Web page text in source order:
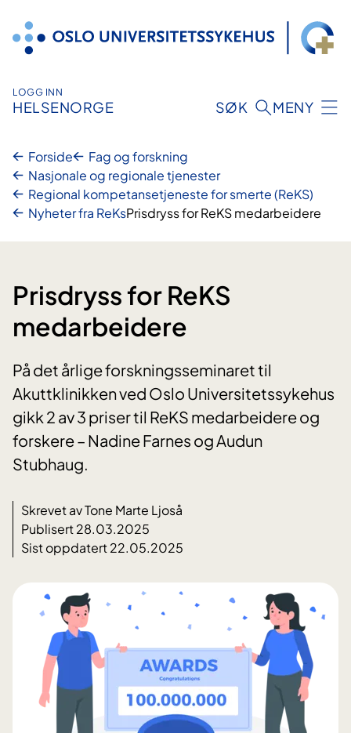
innhold
LOGG INN
HELSENORGE SØK MENY
Forside
Fag og forskning
Nasjonale og regionale tjenester
Regional kompetansetjeneste for smerte (ReKS)
Nyheter fra ReKsPrisdryss for ReKS medarbeidere
Prisdryss for ReKS
medarbeidere
På det årlige forskningsseminaret til
Akuttklinikken ved Oslo Universitetssykehus
gikk 2 av 3 priser til ReKS medarbeidere og
forskere – Nadine Farnes og Audun
Stubhaug.
Skrevet av Tone Marte Ljoså
Publisert 28.03.2025
Sist oppdatert 22.05.2025